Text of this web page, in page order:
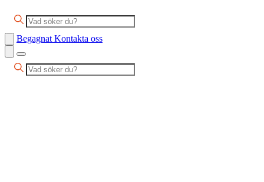
Begagnat Kontakta oss